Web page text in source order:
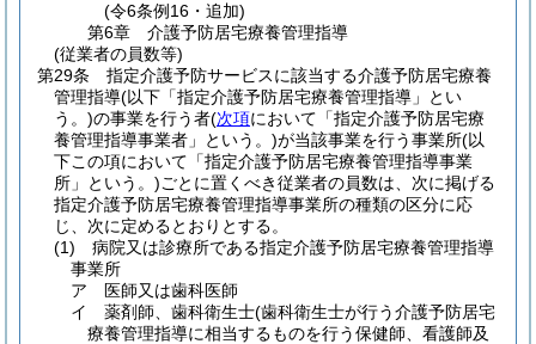
(令6条例16・追加)
第6章
介護予防居宅療養管理指導
(従業者の員数等)
第29条
指定介護予防サービスに該当する介護予防居宅療養
管理指導(以下「指定介護予防居宅療養管理指導」とい
う。)の事業を行う者(次項において「指定介護予防居宅療
養管理指導事業者」という。)が当該事業を行う事業所(以
下この項において「指定介護予防居宅療養管理指導事業
所」という。)ごとに置くべき従業者の員数は、次に掲げる
指定介護予防居宅療養管理指導事業所の種類の区分に応
じ、次に定めるとおりとする。
(1)
病院又は診療所である指定介護予防居宅療養管理指導
事業所
ア
医師又は歯科医師
イ
薬剤師、歯科衛生士(歯科衛生士が行う介護予防居宅
療養管理指導に相当するものを行う保健師、看護師及